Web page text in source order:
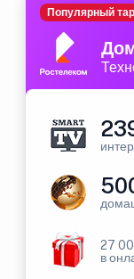
Популярный
27
в